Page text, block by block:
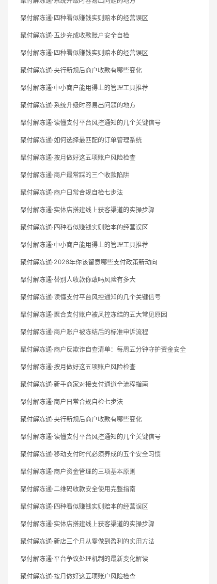
聚付解冻通·四种看似赚钱实则赔本的经营误区
聚付解冻通·五步完成收款账户安全自检
聚付解冻通·四种看似赚钱实则赔本的经营误区
聚付解冻通·央行新规后商户收款有哪些变化
聚付解冻通·中小商户能用得上的管理工具推荐
聚付解冻通·系统升级时容易出问题的地方
聚付解冻通·读懂支付平台风控通知的几个关键信号
聚付解冻通·如何选择最匹配的订单管理系统
聚付解冻通·按月做好这五项账户风险检查
聚付解冻通·商户最常踩的三个收款陷阱
聚付解冻通·商户日常合规自检七步法
聚付解冻通·实体店搭建线上获客渠道的实操步骤
聚付解冻通·四种看似赚钱实则赔本的经营误区
聚付解冻通·中小商户能用得上的管理工具推荐
聚付解冻通·2026年你该留意哪些支付政策新动向
聚付解冻通·替别人收款你敢吗风险有多大
聚付解冻通·读懂支付平台风控通知的几个关键信号
聚付解冻通·聚合支付账户被风控冻结的五大常见原因
聚付解冻通·商户账户被冻结后的标准申诉流程
聚付解冻通·商户反欺诈自查清单：每周五分钟守护资金安全
聚付解冻通·按月做好这五项账户风险检查
聚付解冻通·新手商家对接支付通道全流程指南
聚付解冻通·商户日常合规自检七步法
聚付解冻通·央行新规后商户收款有哪些变化
聚付解冻通·读懂支付平台风控通知的几个关键信号
聚付解冻通·移动支付时代必须养成的五个安全习惯
聚付解冻通·商户资金管理的三项基本原则
聚付解冻通·二维码收款安全使用完整指南
聚付解冻通·四种看似赚钱实则赔本的经营误区
聚付解冻通·实体店搭建线上获客渠道的实操步骤
聚付解冻通·新店三个月从零做到盈利的实用方法
聚付解冻通·平台争议处理机制的最新变化解读
聚付解冻通·按月做好这五项账户风险检查